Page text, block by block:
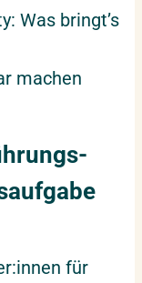
Was bringt’s
machen
für